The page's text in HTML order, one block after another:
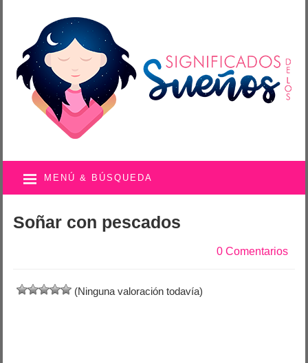
MENÚ & BÚSQUEDA
Soñar con pescados
0 Comentarios
(Ninguna valoración todavía)